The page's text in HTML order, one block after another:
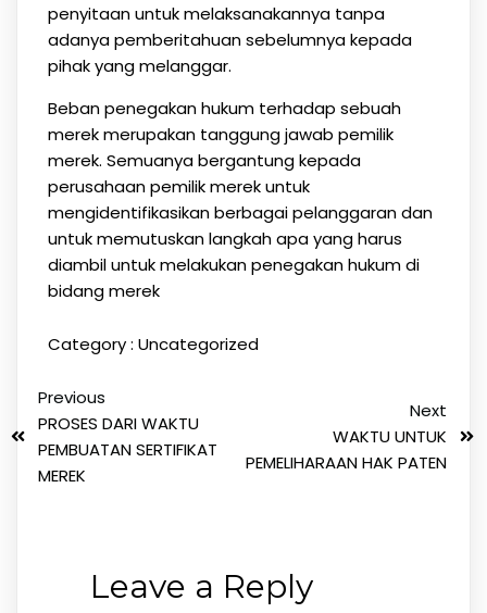
penyitaan untuk melaksanakannya tanpa
adanya pemberitahuan sebelumnya kepada
pihak yang melanggar.
Beban penegakan hukum terhadap sebuah
merek merupakan tanggung jawab pemilik
merek. Semuanya bergantung kepada
perusahaan pemilik merek untuk
mengidentifikasikan berbagai pelanggaran dan
untuk memutuskan langkah apa yang harus
diambil untuk melakukan penegakan hukum di
bidang merek
Category : Uncategorized
Previous
PROSES DARI WAKTU
PEMBUATAN SERTIFIKAT
MEREK
Next
WAKTU UNTUK
PEMELIHARAAN HAK PATEN
Leave a Reply